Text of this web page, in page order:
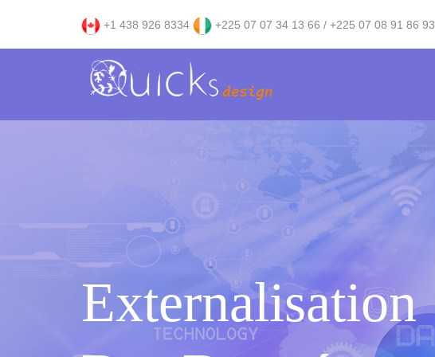
+1 438 926 8334 +225 07 07 34 13 66 / +225 07 08 91 86 93
Externalisation
Hébergement